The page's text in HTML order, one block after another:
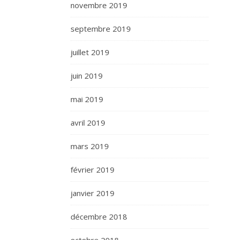
novembre 2019
septembre 2019
juillet 2019
juin 2019
mai 2019
avril 2019
mars 2019
février 2019
janvier 2019
décembre 2018